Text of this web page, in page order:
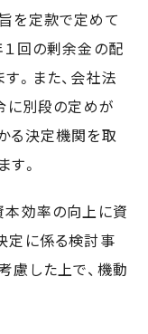
を定款で定めて
１回の剰余金の配
。また、会社法
に別段の定めが
る決定機関を取
。
本効率の向上に資
定に係る検討事
慮した上で、機動